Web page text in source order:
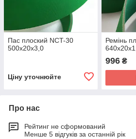
Пас плоский NCT-30
500х20х3,0
Ціну уточнюйте
Ремінь
996₴
Про нас
Рейтинг не сформований
Менше 5 відгуків за останній рік